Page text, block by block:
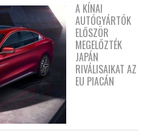
A KÍNAI
AUTÓGYÁRTÓK
ELŐSZÖR
MEGELŐZTÉK
JAPÁN
RIVÁLISAIKAT AZ
EU PIACÁN